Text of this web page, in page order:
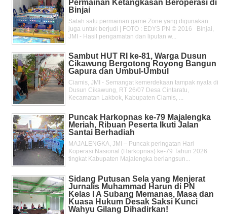
Permainan Ketangkasan Beroperasi di
Binjai
Salah satu permainan game Zone yang digunakan
juga untuk berjudi | FOTO : EDYS PN © 2016 Binjai,
JMI - Hasil pengamatan dan liputan w...
Sambut HUT RI ke-81, Warga Dusun
Cikawung Bergotong Royong Bangun
Gapura dan Umbul-Umbul
Ciamis, JMI - Semangat kemerdekaan tampak nyata di
Dusun Cikawung, RT 26/07 Desa Cintaratu,
Kecamatan Lakbok, Kabupaten Ciamis, ...
Puncak Harkopnas ke-79 Majalengka
Meriah, Ribuan Peserta Ikuti Jalan
Santai Berhadiah
MAJALENGKA, JMI – Puncak peringatan Hari
Koperasi Nasional (Harkopnas) ke-79 Tahun 2026
tingkat Kabupaten Majalengka berlangsun...
Sidang Putusan Sela yang Menjerat
Jurnalis Muhammad Harun di PN
Kelas l A Subang Memanas, Masa dan
Kuasa Hukum Desak Saksi Kunci
Wahyu Gilang Dihadirkan!